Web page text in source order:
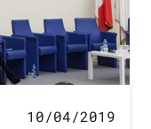
10/04/2019